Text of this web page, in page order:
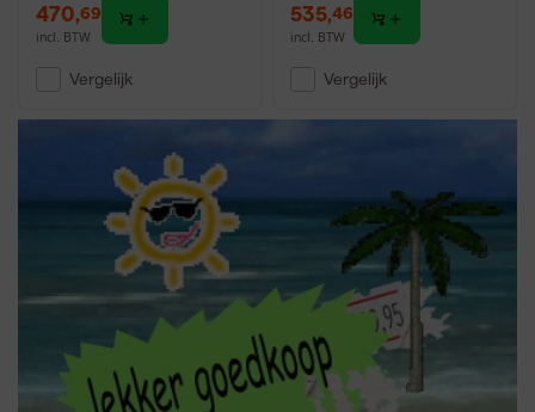
470,69
incl. BTW
Vergelijk
535,46
incl. BTW
Vergelijk